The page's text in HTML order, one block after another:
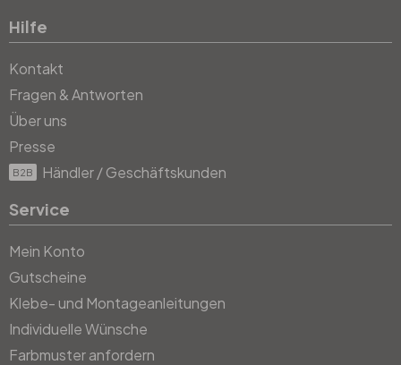
Hilfe
Kontakt
Fragen & Antworten
Über uns
Presse
B2B Händler / Geschäftskunden
Service
Mein Konto
Gutscheine
Klebe- und Montageanleitungen
Individuelle Wünsche
Farbmuster anfordern